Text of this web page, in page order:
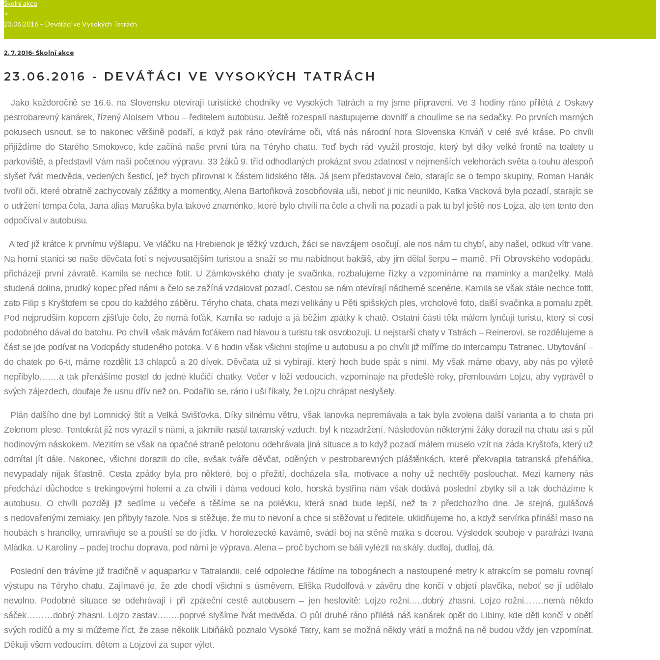
Školní akce
>
23.06.2016 – Deváťáci ve Vysokých Tatrách
2. 7. 2016 Školní akce
23.06.2016 - DEVÁŤÁCI VE VYSOKÝCH TATRÁCH
Jako každoročně se 16.6. na Slovensku otevírají turistické chodníky ve Vysokých Tatrách a my jsme připraveni. Ve 3 hodiny ráno přilétá z Oskavy
pestrobarevný kanárek, řízený Aloisem Vrbou – ředitelem autobusu. Ještě rozespalí nastupujeme dovnitř a choulíme se na sedačky. Po prvních marných
pokusech usnout, se to nakonec většině podaří, a když pak ráno otevíráme oči, vítá nás národní hora Slovenska Kriváň v celé své kráse. Po chvíli
přijíždíme do Starého Smokovce, kde začíná naše první túra na Téryho chatu. Teď bych rád využil prostoje, který byl díky velké frontě na toalety u
parkoviště, a představil Vám naši početnou výpravu. 33 žáků 9. tříd odhodlaných prokázat svou zdatnost v nejmenších velehorách světa a touhu alespoň
slyšet řvát medvěda, vedených šesticí, jež bych přirovnal k částem lidského těla. Já jsem představoval čelo, starajíc se o tempo skupiny, Roman Hanák
tvořil oči, které obratně zachycovaly zážitky a momentky, Alena Bartoňková zosobňovala uši, neboť ji nic neuniklo, Katka Vacková byla pozadí, starajíc se
o udržení tempa čela, Jana alias Maruška byla takové znaménko, které bylo chvíli na čele a chvíli na pozadí a pak tu byl ještě nos Lojza, ale ten tento den
odpočíval v autobusu.
A teď již krátce k prvnímu výšlapu. Ve vláčku na Hrebienok je těžký vzduch, žáci se navzájem osočují, ale nos nám tu chybí, aby našel, odkud vítr vane.
Na horní stanici se naše děvčata fotí s nejvousatějším turistou a snaží se mu nabídnout bakšiš, aby jim dělal šerpu – marně. Při Obrovského vodopádu,
přicházejí první závratě, Kamila se nechce fotit. U Zámkovského chaty je svačinka, rozbalujeme řízky a vzpomínáme na maminky a manželky. Malá
studená dolina, prudký kopec před námi a čelo se zažíná vzdalovat pozadí. Cestou se nám otevírají nádherné scenérie, Kamila se však stále nechce fotit,
zato Filip s Kryštofem se cpou do každého záběru. Téryho chata, chata mezi velikány u Pěti spišských ples, vrcholové foto, další svačinka a pomalu zpět.
Pod nejprudším kopcem zjišťuje čelo, že nemá foťák, Kamila se raduje a já běžím zpátky k chatě. Ostatní části těla málem lynčují turistu, který si cosi
podobného dával do batohu. Po chvíli však mávám foťákem nad hlavou a turistu tak osvobozuji. U nejstarší chaty v Tatrách – Reinerovi, se rozdělujeme a
část se jde podívat na Vodopády studeného potoka. V 6 hodin však všichni stojíme u autobusu a po chvíli již míříme do intercampu Tatranec. Ubytování –
do chatek po 6-ti, máme rozdělit 13 chlapců a 20 dívek. Děvčata už si vybírají, který hoch bude spát s nimi. My však máme obavy, aby nás po výletě
nepřibylo…….a tak přenášíme postel do jedné klučičí chatky. Večer v lóži vedoucích, vzpomínaje na předešlé roky, přemlouvám Lojzu, aby vyprávěl o
svých zájezdech, doufaje že usnu dřív než on. Podařilo se, ráno i uši říkaly, že Lojzu chrápat neslyšely.
Plán dalšího dne byl Lomnický štít a Velká Svišťovka. Díky silnému větru, však lanovka nepremávala a tak byla zvolena další varianta a to chata pri
Zelenom plese. Tentokrát již nos vyrazil s námi, a jakmile nasál tatranský vzduch, byl k nezadržení. Následován některými žáky dorazil na chatu asi s půl
hodinovým náskokem. Mezitím se však na opačné straně pelotonu odehrávala jiná situace a to když pozadí málem muselo vzít na záda Kryštofa, který už
odmítal jít dále. Nakonec, všichni dorazili do cíle, avšak tváře děvčat, oděných v pestrobarevných pláštěnkách, které překvapila tatranská přeháňka,
nevypadaly nijak šťastně. Cesta zpátky byla pro některé, boj o přežití, docházela síla, motivace a nohy už nechtěly poslouchat. Mezi kameny nás
předchází důchodce s trekingovými holemi a za chvíli i dáma vedoucí kolo, horská bystřina nám však dodává poslední zbytky sil a tak docházíme k
autobusu. O chvíli později již sedíme u večeře a těšíme se na polévku, která snad bude lepší, než ta z předchozího dne. Je stejná, gulášová
s nedovařenými zemiaky, jen přibyly fazole. Nos si stěžuje, že mu to nevoní a chce si stěžovat u ředitele, uklidňujeme ho, a když servírka přináší maso na
houbách s hranolky, umravňuje se a pouští se do jídla. V horolezecké kavárně, svádí boj na stěně matka s dcerou. Výsledek souboje v parafrázi Ivana
Mládka. U Karolíny – padej trochu doprava, pod námi je výprava. Alena – proč bychom se báli vylézti na skály, dudlaj, dudlaj, dá.
Poslední den trávíme již tradičně v aquaparku v Tatralandii, celé odpoledne řádíme na tobogánech a nastoupené metry k atrakcím se pomalu rovnají
výstupu na Téryho chatu. Zajímavé je, že zde chodí všichni s úsměvem. Eliška Rudolfová v závěru dne končí v objetí plavčíka, neboť se jí udělalo
nevolno. Podobné situace se odehrávají i při zpáteční cestě autobusem – jen heslovitě: Lojzo rožni…..dobrý zhasni. Lojzo rožni…….nemá někdo
sáček………dobrý zhasni. Lojzo zastav……..poprvé slyšíme řvát medvěda. O půl druhé ráno přilétá náš kanárek opět do Libiny, kde děti končí v obětí
svých rodičů a my si můžeme říct, že zase několik Libiňáků poznalo Vysoké Tatry, kam se možná někdy vrátí a možná na ně budou vždy jen vzpomínat.
Děkuji všem vedoucím, dětem a Lojzovi za super výlet.